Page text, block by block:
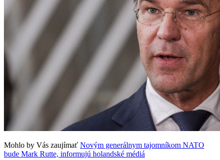
Mohlo by Vás zaujímať Novým generálnym tajomníkom NATO
bude Mark Rutte, informujú holandské médiá